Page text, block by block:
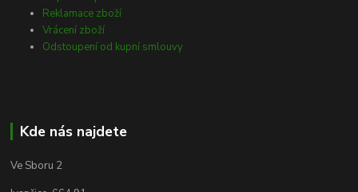
Reklamace zboží
Vrácení zboží
Odstoupení od kupní smlouvy
Kde nás najdete
Ve Sboru 2